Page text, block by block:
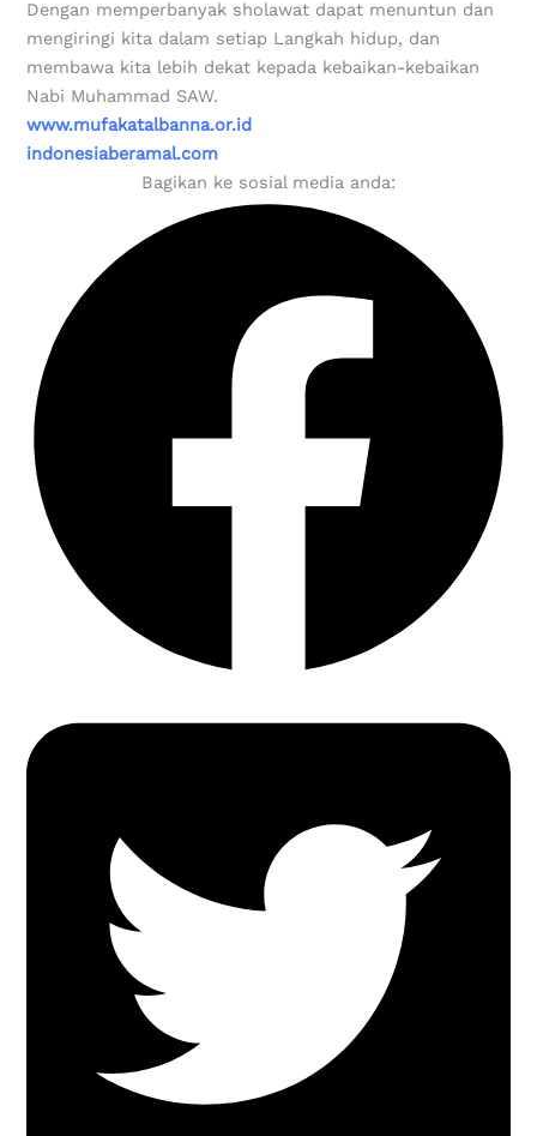
Dengan memperbanyak sholawat dapat menuntun dan
mengiringi kita dalam setiap Langkah hidup, dan
membawa kita lebih dekat kepada kebaikan-kebaikan
Nabi Muhammad SAW.
www.mufakatalbanna.or.id
indonesiaberamal.com
Bagikan ke sosial media anda: